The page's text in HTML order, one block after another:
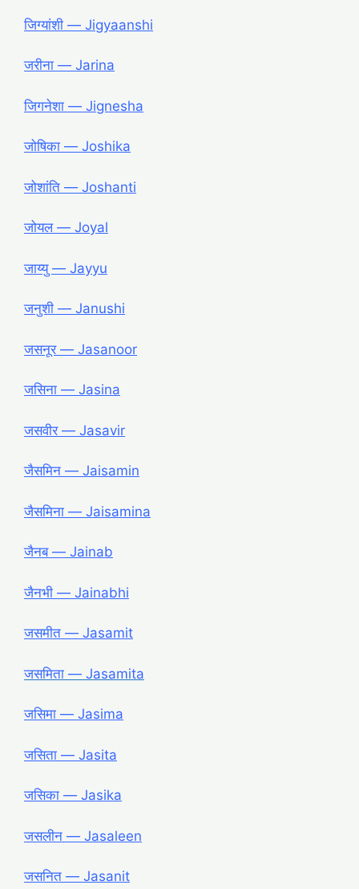
जिग्यांशी ― Jigyaanshi
जरीना ― Jarina
जिगनेशा ― Jignesha
जोषिका ― Joshika
जोशांति ― Joshanti
जोयल ― Joyal
जाय्यु ― Jayyu
जनुशी ― Janushi
जसनूर ― Jasanoor
जसिना ― Jasina
जसवीर ― Jasavir
जैसमिन ― Jaisamin
जैसमिना ― Jaisamina
जैनब ― Jainab
जैनभी ― Jainabhi
जसमीत ― Jasamit
जसमिता ― Jasamita
जसिमा ― Jasima
जसिता ― Jasita
जसिका ― Jasika
जसलीन ― Jasaleen
जसनित ― Jasanit